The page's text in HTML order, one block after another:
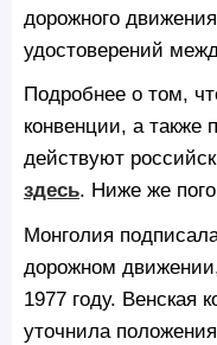
дорожного
удостоверений
Подробнее о том,
конвенции, а также
действуют
здесь. Ниже же
Монголия
дорожном
1977 году. Венская
уточнила